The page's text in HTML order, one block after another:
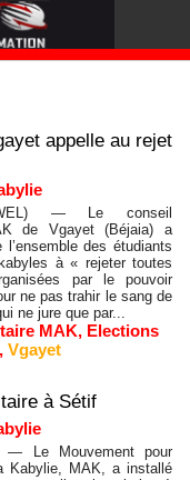
appelle au rejet
— Le conseil
de Vgayet (Béjaia) a
l’ensemble des étudiants
à « rejeter toutes
par le pouvoir
ne pas trahir le sang de
ne jure que par...
MAK, Elections
, Vgayet
à Sétif
— Le Mouvement pour
Kabylie, MAK, a installé